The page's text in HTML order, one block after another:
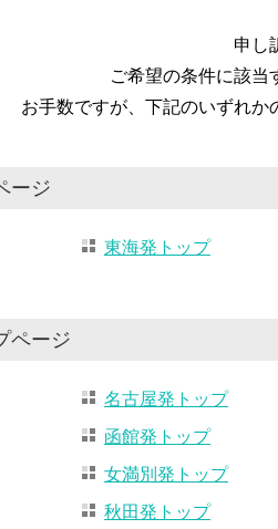
申し
ご希望の条件に該当
お手数ですが、下記のいずれか
ージ
東海発トップ
ページ
名古屋発トップ
函館発トップ
女満別発トップ
秋田発トップ